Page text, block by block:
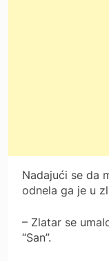
Nadajući se da
odnela ga je u
– Zlatar se
“San”.